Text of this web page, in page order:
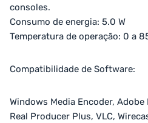
consoles.
Consumo de energia: 5.0 W
Temperatura de operação: 0 a
Compatibilidade de Software:
Windows Media Encoder, Adobe
Real Producer Plus, VLC,